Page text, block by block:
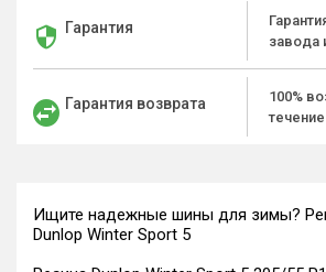
Гарантия
завода
Гарантия возврата
100%
Ищите надежные шины для зимы?
Dunlop Winter Sport 5